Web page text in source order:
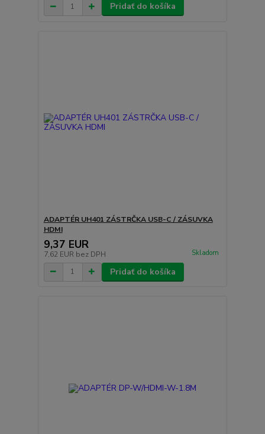
Pridať do košíka
ADAPTÉR UH401 ZÁSTRČKA USB-C / ZÁSUVKA
HDMI
9,37 EUR
7,62 EUR bez DPH Skladom
Pridať do košíka